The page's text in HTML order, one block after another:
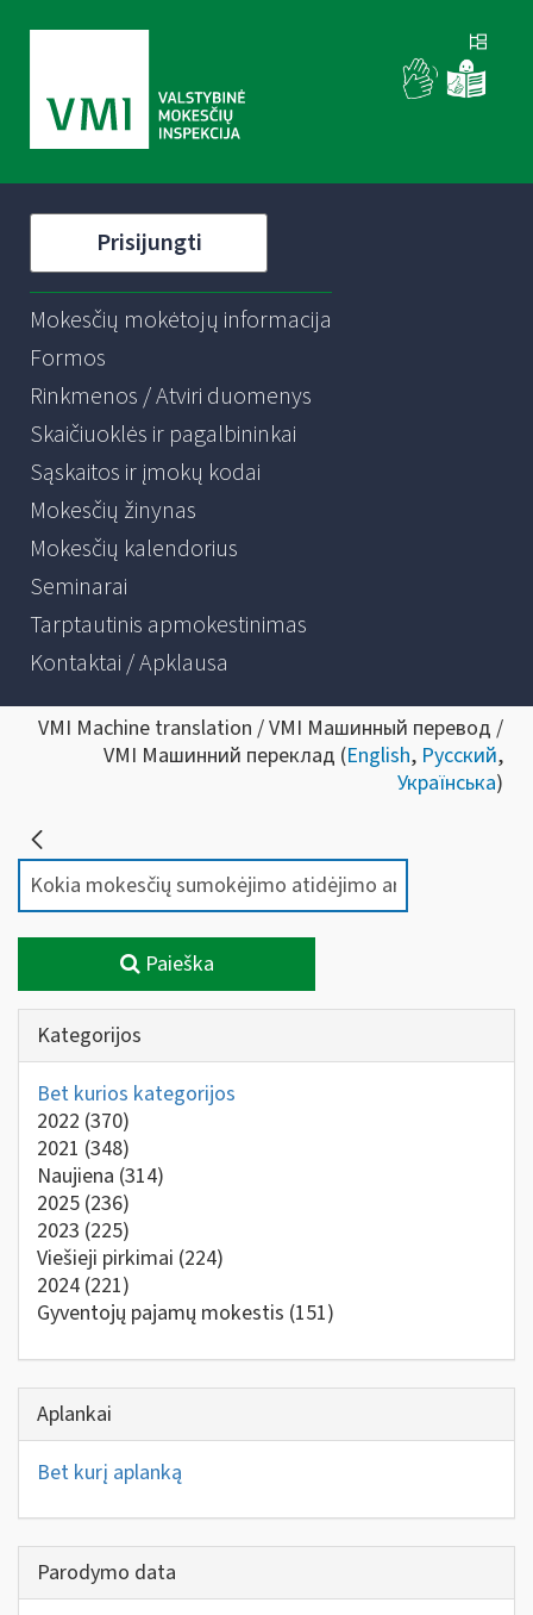
Prisijungti
Mokesčių mokėtojų informacija
Formos
Rinkmenos / Atviri duomenys
Skaičiuoklės ir pagalbininkai
Sąskaitos ir įmokų kodai
Mokesčių žinynas
Mokesčių kalendorius
Seminarai
Tarptautinis apmokestinimas
Kontaktai / Apklausa
VMI Machine translation / VMI Машинный перевод /
VMI Машинний переклад (English, Русский,
Українська)
Paieška
Kategorijos
Bet kurios kategorijos
2022 (370)
2021 (348)
Naujiena (314)
2025 (236)
2023 (225)
Viešieji pirkimai (224)
2024 (221)
Gyventojų pajamų mokestis (151)
Aplankai
Bet kurį aplanką
Parodymo data